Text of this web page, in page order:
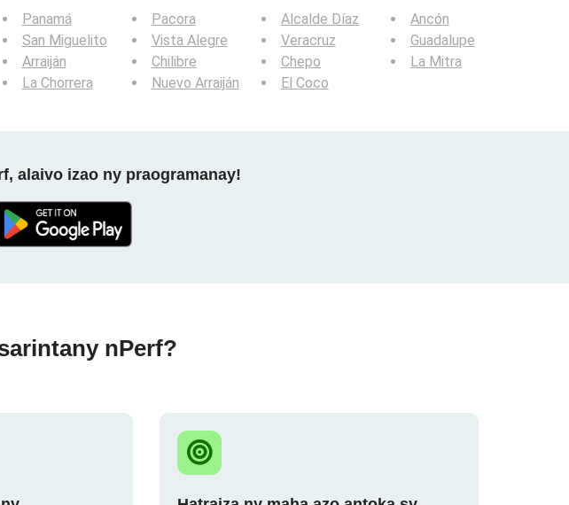
Panamá
San Miguelito
Arraiján
La Chorrera
Pacora
Vista Alegre
Chilibre
Nuevo Arraiján
Alcalde Díaz
Veracruz
Chepo
El Coco
Ancón
Guadalupe
La Mitra
alaivo izao ny praogramanay!
nPerf?